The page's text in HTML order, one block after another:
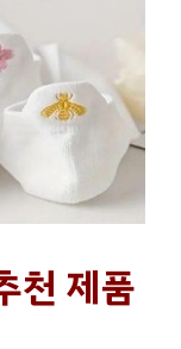
천 제품